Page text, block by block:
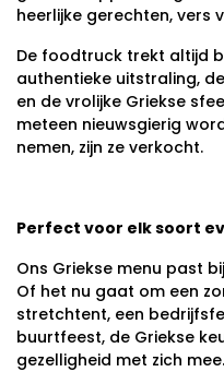
heerlijke gerechten, vers
De foodtruck trekt altijd
authentieke uitstraling,
en de vrolijke Griekse
meteen nieuwsgierig
nemen, zijn ze verkocht.
Perfect voor elk soort
Ons Griekse menu past
Of het nu gaat om een
stretchtent, een
buurtfeest, de Griekse
gezelligheid met zich mee.